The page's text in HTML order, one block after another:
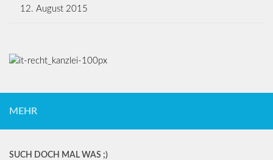
12. August 2015
MEHR
SUCH DOCH MAL WAS ;)